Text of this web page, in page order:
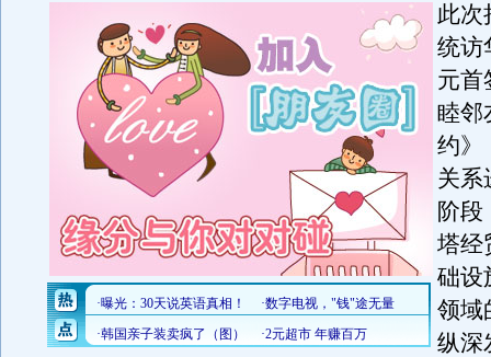
此次
统访
元首
睦邻
约》
关系
阶段
塔经
础设
领域
纵深